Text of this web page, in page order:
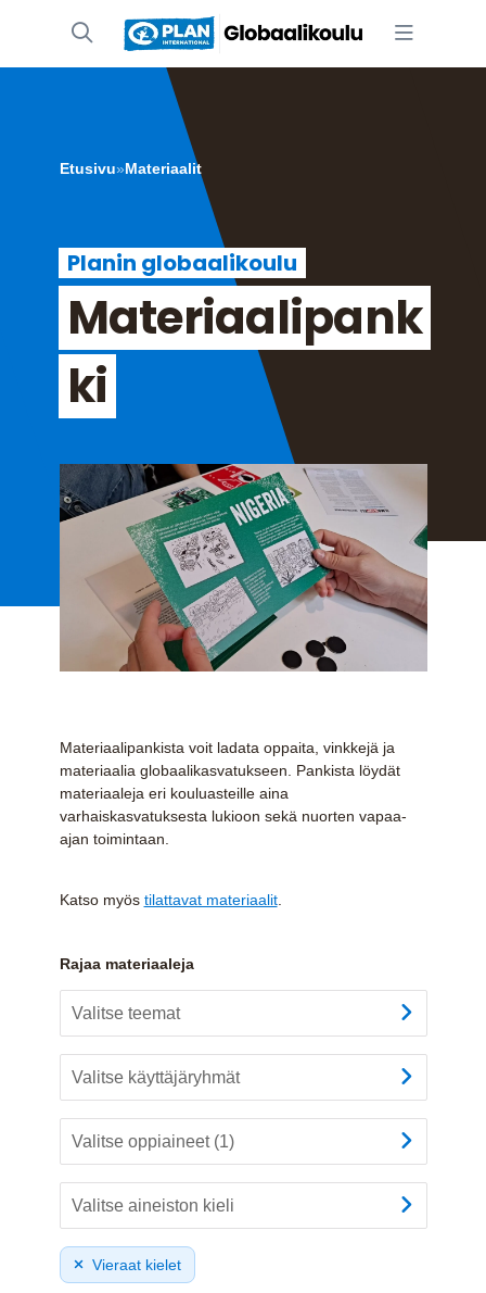
Etusivu»Materiaalit
Planin globaalikoulu
Materiaalipank
ki
Materiaalipankista voit ladata oppaita, vinkkejä ja
materiaalia globaalikasvatukseen. Pankista löydät
materiaaleja eri kouluasteille aina
varhaiskasvatuksesta lukioon sekä nuorten vapaa-
ajan toimintaan.
Katso myös tilattavat materiaalit.
Rajaa materiaaleja
Valitse teemat
Valitse käyttäjäryhmät
Valitse oppiaineet (1)
Valitse aineiston kieli
Vieraat kielet